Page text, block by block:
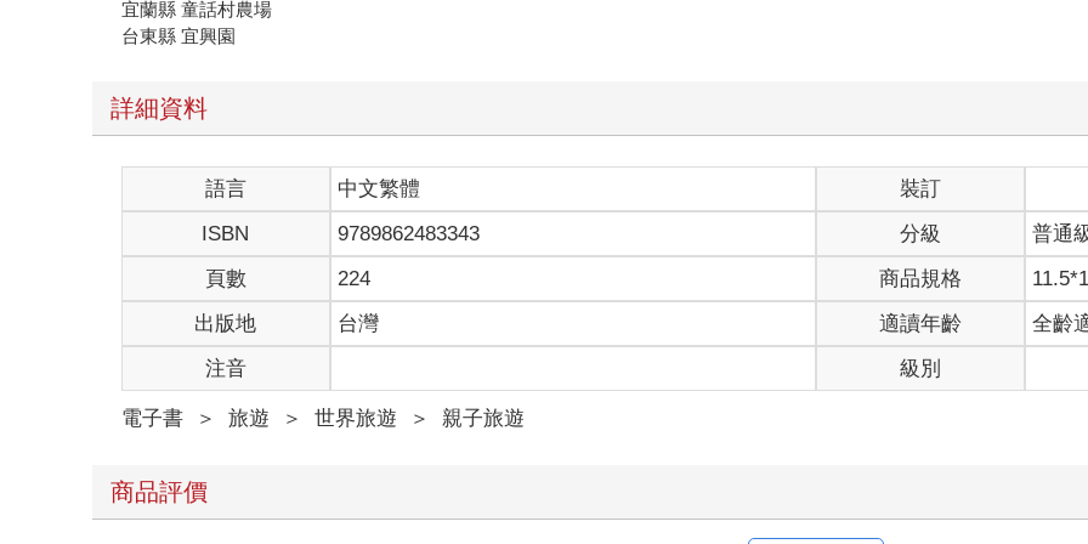
宜蘭縣 童話村農場
台東縣 宜興園
詳細資料
語言 中文繁體
裝訂
ISBN
9789862483343 分級
普通
頁數
224 商品規格
出版地
台灣 適讀年齡
全齡
注音
級別
電子書 ＞ 旅遊 ＞ 世界旅遊 ＞ 親子旅遊
商品評價